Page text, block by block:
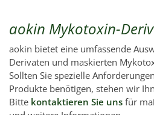
aokin Mykotoxin-
aokin bietet eine umfassende
Derivaten und maskierten
Sollten Sie spezielle
Produkte benötigen, stehen wir
Bitte kontaktieren Sie uns für